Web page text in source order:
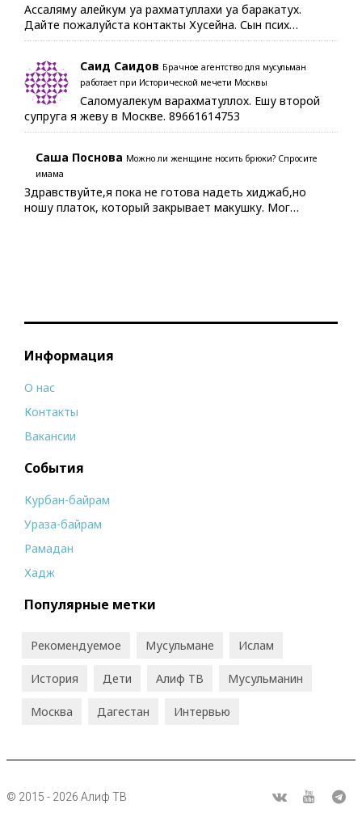
Ассаляму алейкум уа рахматуллахи уа баракатух.
Дайте пожалуйста контакты Хусейна. Сын псих…
Саид Саидов Брачное агентство для мусульман
работает при Исторической мечети Москвы
Саломуалекум варахматуллох. Ешу второй
супруга я жеву в Москве. 89661614753
Саша Поснова Можно ли женщине носить брюки? Спросите
имама
Здравствуйте,я пока не готова надеть хиджаб,но
ношу платок, который закрывает макушку. Мог…
Информация
О нас
Контакты
Вакансии
События
Курбан-байрам
Ураза-байрам
Рамадан
Хадж
Популярные метки
Рекомендуемое Мусульмане Ислам
История Дети Алиф ТВ Мусульманин
Москва Дагестан Интервью
© 2015 - 2026 Алиф ТВ